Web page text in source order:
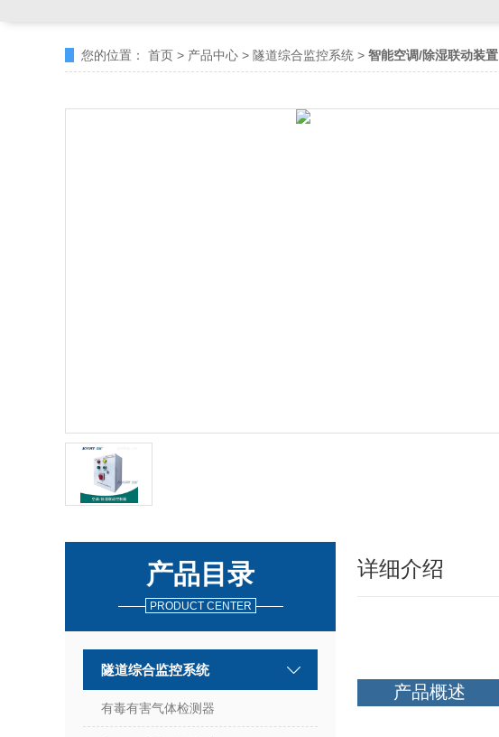
您的位置： 首页 > 产品中心 > 隧道综合监控系统 > 智能空调/除湿联动装置
产品目录
PRODUCT CENTER
隧道综合监控系统
有毒有害气体检测器
详细介绍
产品概述